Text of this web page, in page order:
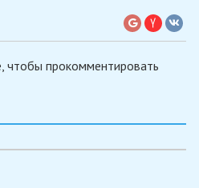
чтобы прокомментировать